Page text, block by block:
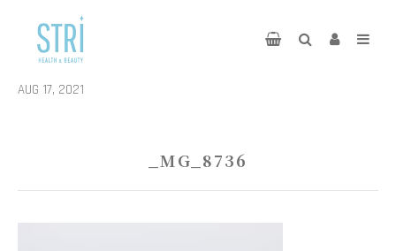
AUG 17, 2021
_MG_8736